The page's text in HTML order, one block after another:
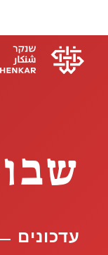
שבוע
עדכונים